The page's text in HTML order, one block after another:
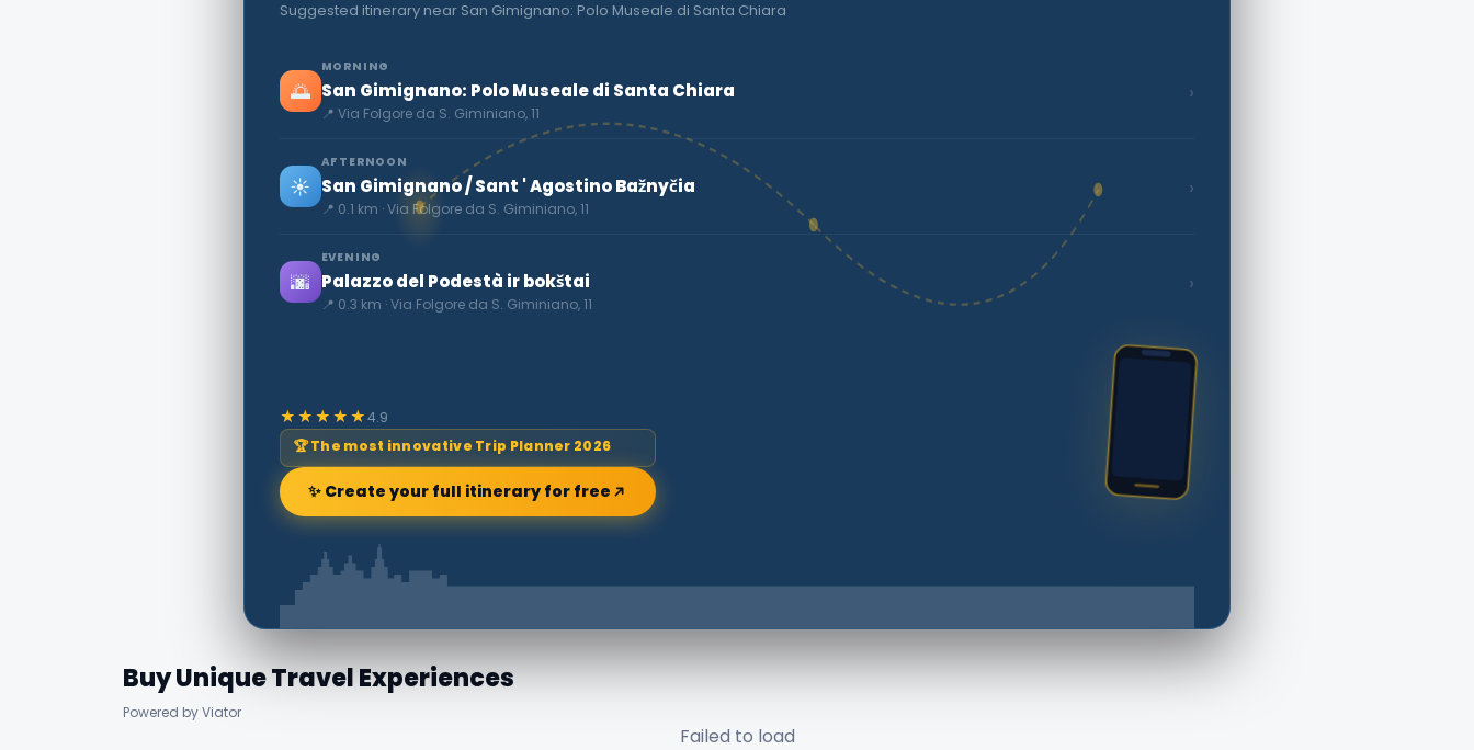
Suggested itinerary near San Gimignano: Polo Museale di Santa Chiara
🌅
MORNING
San Gimignano: Polo Museale di Santa Chiara
📍 Via Folgore da S. Giminiano, 11
›
☀️
AFTERNOON
San Gimignano / Sant ' Agostino Bažnyčia
📍 0.1 km · Via Folgore da S. Giminiano, 11
›
🌆
EVENING
Palazzo del Podestà ir bokštai
📍 0.3 km · Via Folgore da S. Giminiano, 11
›
★★★★★4.9
🏆 The most innovative Trip Planner 2026
✨ Create your full itinerary for free
Buy Unique Travel Experiences
Powered by Viator
Failed to load